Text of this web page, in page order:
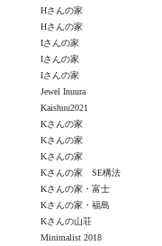
Hさんの家
Hさんの家
Iさんの家
Iさんの家
Iさんの家
Jewel Inuura
Kaishuu2021
Kさんの家
Kさんの家
Kさんの家
Kさんの家 SE構法
Kさんの家・富士
Kさんの家・福島
Kさんの山荘
Minimalist 2018